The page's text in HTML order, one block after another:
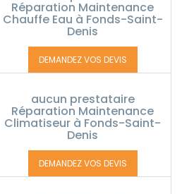
Réparation Maintenance
Chauffe Eau à Fonds-Saint-
Denis
DEMANDEZ VOS DEVIS
aucun prestataire
Réparation Maintenance
Climatiseur à Fonds-Saint-
Denis
DEMANDEZ VOS DEVIS